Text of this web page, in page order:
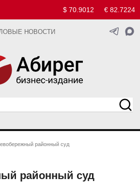
$ 70.9012 € 82.7224
НОВОСТИ
районный суд
районный суд